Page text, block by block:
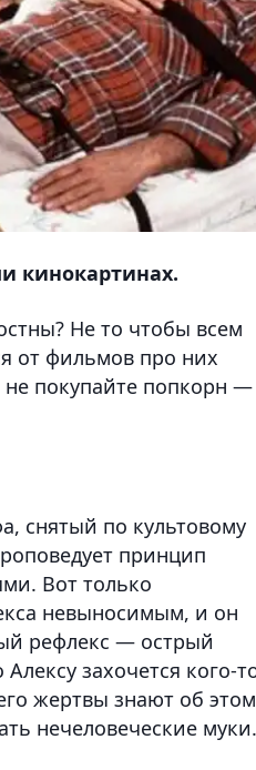
кинокартинах.
Не то чтобы всем
от фильмов про них
покупайте попкорн —
снятый по культовому
принцип
Вот только
невыносимым, и он
рефлекс — острый
захочется кого-
жертвы знают об
нечеловеческие